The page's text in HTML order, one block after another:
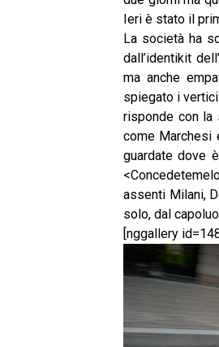
Ieri è stato il
La società ha
dall’identikit
ma anche
spiegato i
risponde con la
come Marchesi
guardate dove
assenti Milani,
solo, dal
[nggallery